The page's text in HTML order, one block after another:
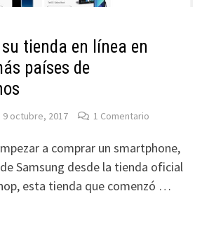
tienda en línea en
países de
9 octubre, 2017 1 Comentario
a comprar un smartphone,
Samsung desde la tienda oficial
esta tienda que comenzó …